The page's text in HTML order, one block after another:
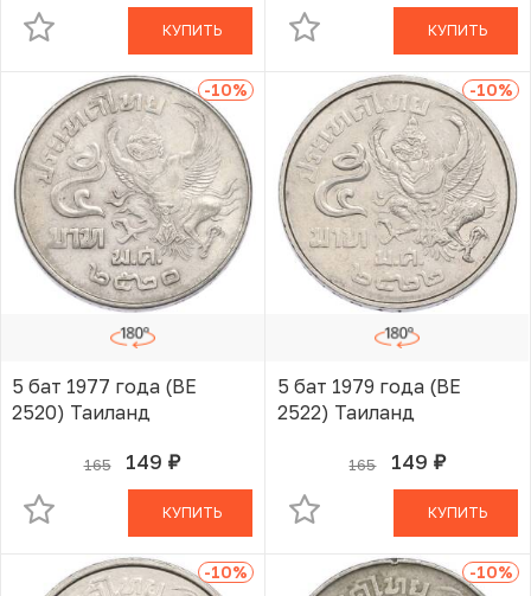
КУПИТЬ КУПИТЬ
-10%
5 бат 1977 года (BE
2520) Таиланд
165 149 руб.
В КОРЗИНЕ
КУПИТЬ
-10%
5 бат 1979 года (BE
2522) Таиланд
165 149 руб.
В КОРЗИНЕ
КУПИТЬ
-10% -10%